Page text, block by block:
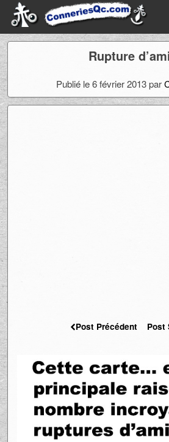
Rupture
Publié le 6 février 2013 par
Post Précédent Post